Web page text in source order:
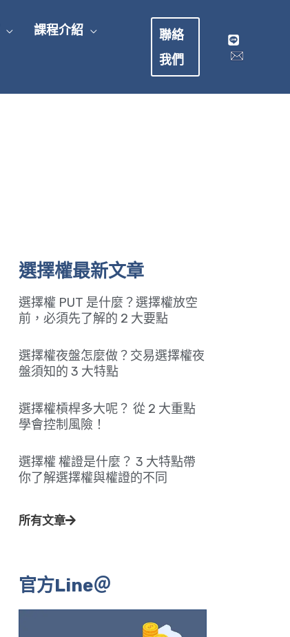
課程介紹
聯絡
我們
選擇權最新文章
選擇權 PUT 是什麼？選擇權放空
前，必須先了解的 2 大要點
選擇權夜盤怎麼做？交易選擇權夜
盤須知的 3 大特點
選擇權槓桿多大呢？ 從 2 大重點
學會控制風險！
選擇權 權證是什麼？ 3 大特點帶
你了解選擇權與權證的不同
所有文章
官方Line＠